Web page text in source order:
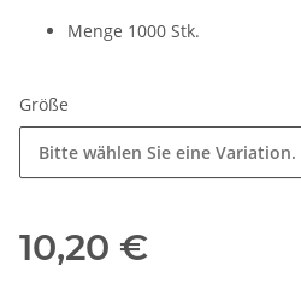
Menge 1000 Stk.
Größe
Bitte wählen Sie eine Variation.
10,20 €